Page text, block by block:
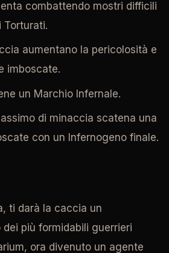
combattendo mostri difficili
Torturati.
aumentano la pericolosità e
imboscate.
un Marchio Infernale.
di minaccia scatena una
con un Infernogeno finale.
ti darà la caccia un
dei più formidabili guerrieri
ora divenuto un agente